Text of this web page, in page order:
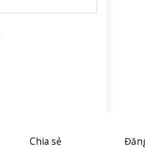
Chia sẻ